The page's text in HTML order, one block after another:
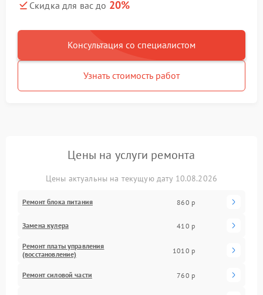
Скидка для вас до 20%
Консультация со специалистом
Узнать стоимость работ
Цены на услуги ремонта
Цены актуальны на текущую дату 10.08.2026
Ремонт блока питания 860 р
Замена кулера 410 р
Ремонт платы управления
(восстановление)
1010 р
Ремонт силовой части 760 р